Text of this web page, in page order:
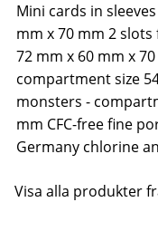
Mini cards in
mm x 70 mm 2
72 mm x 60 mm x
compartment size
monsters -
mm CFC-free fine
Germany chlorine
Visa alla produkter